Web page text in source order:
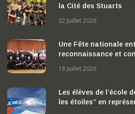
la Cité des Stuarts
22 Juillet 2026
Une Fête nationale
reconnaissance et
18 Juillet 2026
Les élèves de l’école
les étoiles” en